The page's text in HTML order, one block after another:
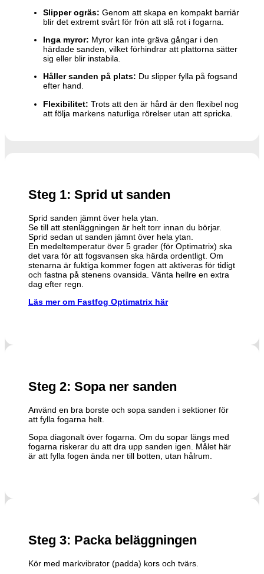
Slipper ogräs: Genom att skapa en kompakt barriär
blir det extremt svårt för frön att slå rot i fogarna.
Inga myror: Myror kan inte gräva gångar i den
härdade sanden, vilket förhindrar att plattorna sätter
sig eller blir instabila.
Håller sanden på plats: Du slipper fylla på fogsand
efter hand.
Flexibilitet: Trots att den är hård är den flexibel nog
att följa markens naturliga rörelser utan att spricka.
Steg 1: Sprid ut sanden
Sprid sanden jämnt över hela ytan.
Se till att stenläggningen är helt torr innan du börjar.
Sprid sedan ut sanden jämnt över hela ytan.
En medeltemperatur över 5 grader (för Optimatrix) ska
det vara för att fogsvansen ska härda ordentligt. Om
stenarna är fuktiga kommer fogen att aktiveras för tidigt
och fastna på stenens ovansida. Vänta hellre en extra
dag efter regn.
Läs mer om Fastfog Optimatrix här
Steg 2: Sopa ner sanden
Använd en bra borste och sopa sanden i sektioner för
att fylla fogarna helt.
Sopa diagonalt över fogarna. Om du sopar längs med
fogarna riskerar du att dra upp sanden igen. Målet här
är att fylla fogen ända ner till botten, utan hålrum.
Steg 3: Packa beläggningen
Kör med markvibrator (padda) kors och tvärs.